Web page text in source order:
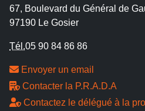
67, Boulevard du Général de
97190 Le Gosier
Tél.05 90 84 86 86
Envoyer un email
Contacter la P.R.A.D.A
Contactez le délégué à la